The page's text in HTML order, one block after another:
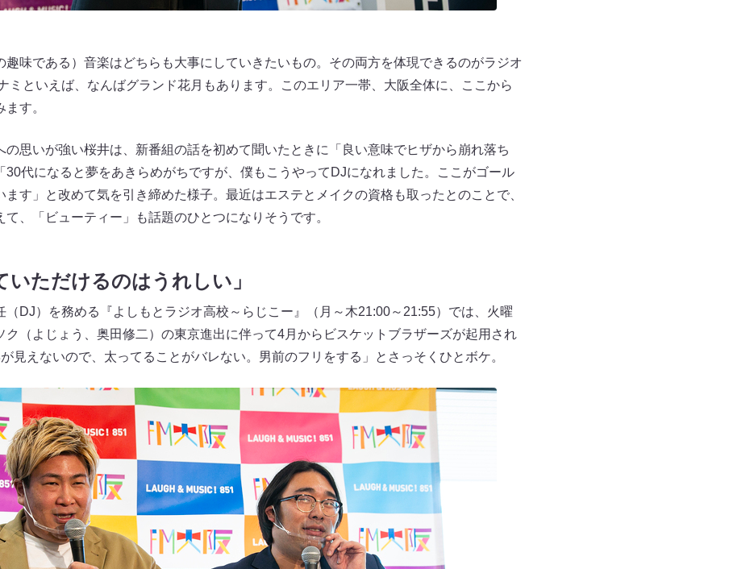
趣味である）音楽はどちらも大事にしていきたいもの。その両方を体現できるのがラジオ
ミといえば、なんばグランド花月もあります。このエリア一帯、大阪全体に、ここから
す。
の思いが強い桜井は、新番組の話を初めて聞いたときに「良い意味でヒザから崩れ落ち
30代になると夢をあきらめがちですが、僕もこうやってDJになれました。ここがゴール
す」と改めて気を引き締めた様子。最近はエステとメイクの資格も取ったとのことで、
て、「ビューティー」も話題のひとつになりそうです。
いただけるのはうれしい」
（DJ）を務める『よしもとラジオ高校～らじこー』（月～木21:00～21:55）では、火曜
ク（よじょう、奥田修二）の東京進出に伴って4月からビスケットブラザーズが起用され
見えないので、太ってることがバレない。男前のフリをする」とさっそくひとボケ。